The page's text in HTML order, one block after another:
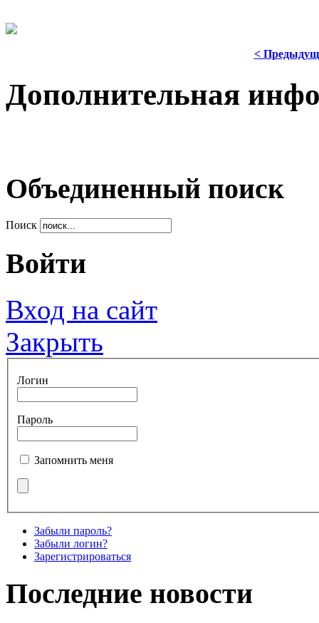
<
Дополнительная
Объединенный поиск
Поиск
Войти
Вход на сайт
Закрыть
Логин
Пароль
Запомнить меня
Забыли пароль?
Забыли логин?
Зарегистрироваться
Последние новости